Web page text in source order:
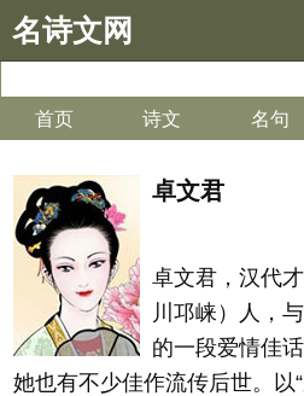
名诗文网
首页 诗文 名句
卓文君
卓文君，汉代
川邛崃）人，
的一段爱情佳
她也有不少佳作流传后世。以